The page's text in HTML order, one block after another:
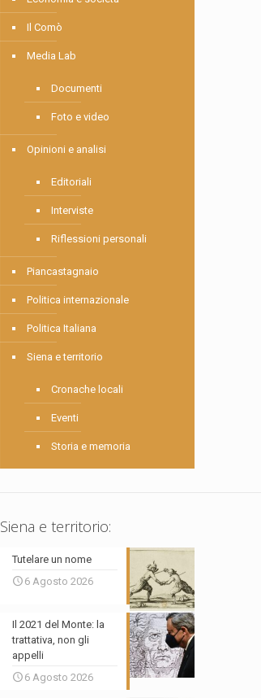
Il Comò
Media Lab
Documenti
Foto e video
Opinioni e analisi
Editoriali
Interviste
Riflessioni personali
Piancastagnaio
Politica internazionale
Politica Italiana
Siena e territorio
Cronache locali
Eventi
Storia e memoria
Siena e territorio:
Tutelare un nome
6 Agosto 2026
Il 2021 del Monte: la
trattativa, non gli
appelli
6 Agosto 2026